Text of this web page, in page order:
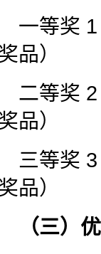
一等奖
品）
二等奖
品）
三等奖
品）
（三）